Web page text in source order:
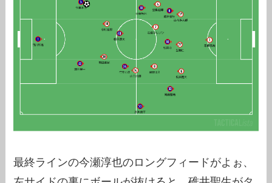
最終ラインの今瀬淳也のロングフィードがよぉ、